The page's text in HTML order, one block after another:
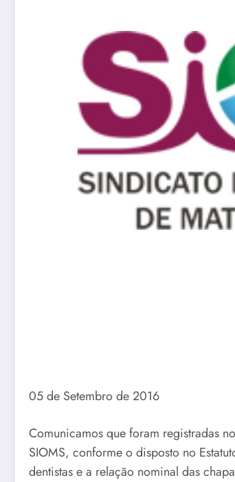
05 de Setembro de 2016
Comunicamos que foram registradas
SIOMS, conforme o disposto no
dentistas e a relação nominal das